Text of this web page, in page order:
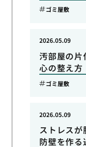
ゴミ屋敷
汚部屋の片
心の整え方
2026.05.09
ゴミ屋敷
ストレスが
防壁を作る
2026.05.09